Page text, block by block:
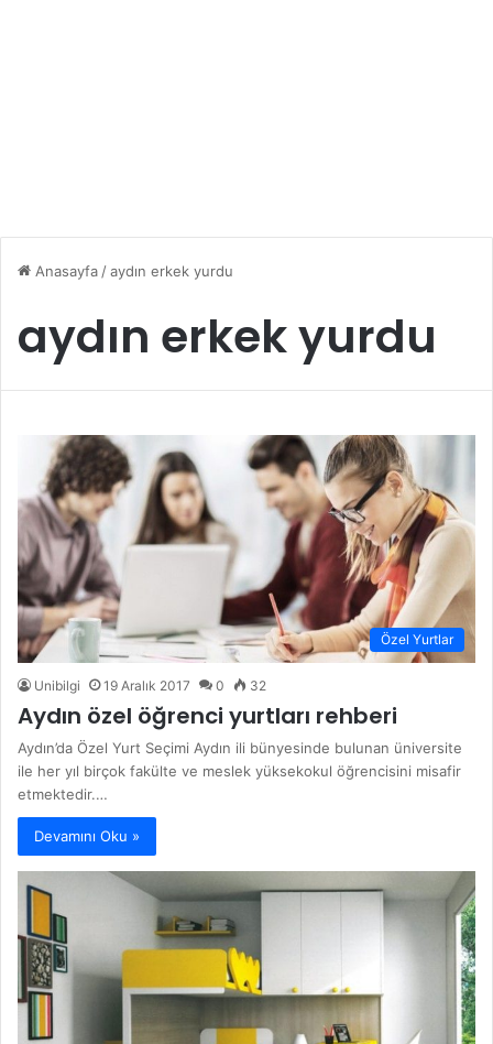
Anasayfa /aydın erkek yurdu
aydın erkek yurdu
Özel Yurtlar
Unibilgi 19 Aralık 2017 0 32
Aydın özel öğrenci yurtları rehberi
Aydın’da Özel Yurt Seçimi Aydın ili bünyesinde bulunan üniversite
ile her yıl birçok fakülte ve meslek yüksekokul öğrencisini misafir
etmektedir.…
Devamını Oku »